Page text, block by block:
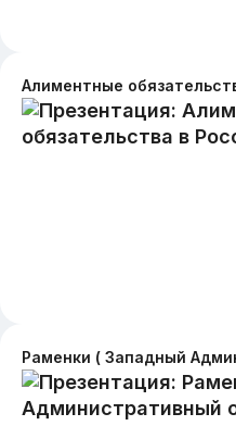
Раменки ( Западный